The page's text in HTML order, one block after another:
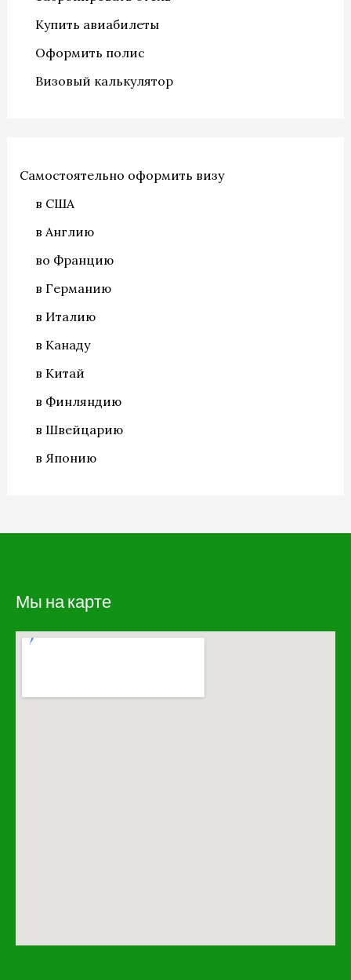
Купить авиабилеты
Оформить полис
Визовый калькулятор
Самостоятельно оформить визу
в США
в Англию
во Францию
в Германию
в Италию
в Канаду
в Китай
в Финляндию
в Швейцарию
в Японию
Мы на карте